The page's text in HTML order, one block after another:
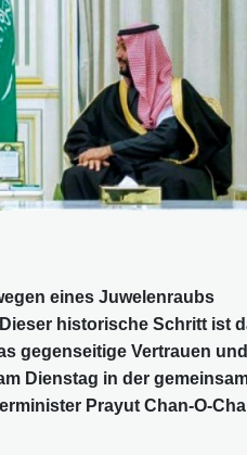
eines Juwelenraubs
historische Schritt ist
gegenseitige Vertrauen und
Dienstag in der
Prayut Chan-O-Cha